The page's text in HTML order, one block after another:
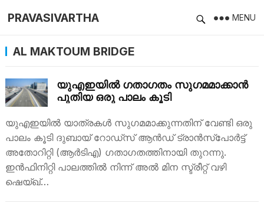
PRAVASIVARTHA MENU
AL MAKTOUM BRIDGE
യുഎഇയിൽ ഗതാഗതം സുഗമമാക്കാൻ
പുതിയ ഒരു പാലം കൂടി
യുഎഇയിൽ യാത്രകൾ സു​ഗമമാക്കുന്നതിന് വേണ്ടി ഒരു
പാലം കൂടി ദുബായ് റോഡ്‌സ് ആന്‍ഡ് ട്രാന്‍സ്‌പോര്‍ട്ട്
അതോറിറ്റി (ആര്‍ടിഎ) ഗതാഗതത്തിനായി തുറന്നു.
ഇൻഫിനിറ്റി പാലത്തിൽ നിന്ന് അൽ മിന സ്ട്രീറ്റ് വഴി
ഷെയ്ഖ്…